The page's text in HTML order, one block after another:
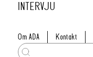
INTERVJU
Om ADA Kontakt